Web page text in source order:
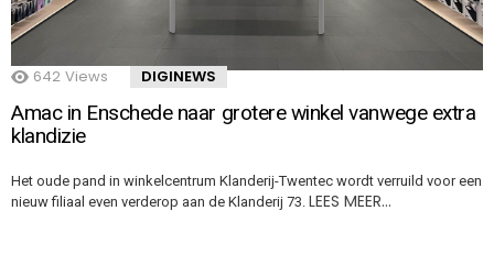
642 Views DIGINEWS
Amac in Enschede naar grotere winkel vanwege extra
klandizie
Het oude pand in winkelcentrum Klanderij-Twentec wordt verruild voor een
nieuw filiaal even verderop aan de Klanderij 73. LEES MEER…